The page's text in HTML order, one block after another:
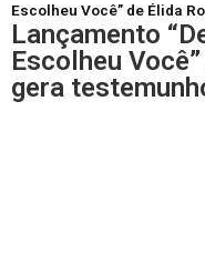
Escolheu Você” de Élida
Lançamento
Escolheu
gera